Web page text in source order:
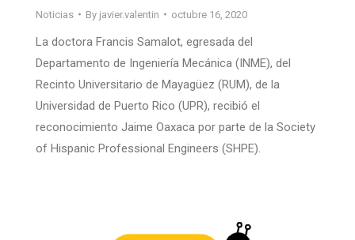
Noticias By javier.valentin octubre 16, 2020
La doctora Francis Samalot, egresada del
Departamento de Ingeniería Mecánica (INME), del
Recinto Universitario de Mayagüez (RUM), de la
Universidad de Puerto Rico (UPR), recibió el
reconocimiento Jaime Oaxaca por parte de la Society
of Hispanic Professional Engineers (SHPE).